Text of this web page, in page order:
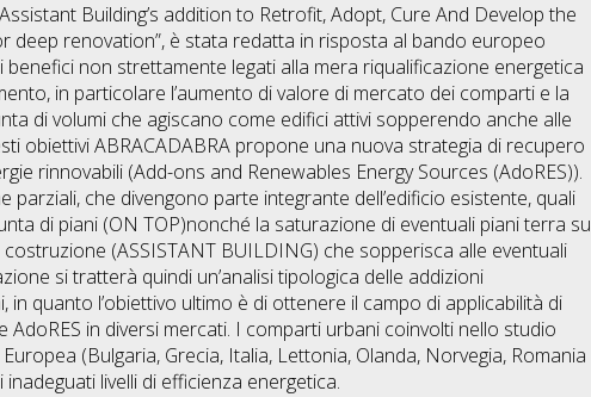
Building’s addition to Retrofit, Adopt, Cure And Develop the
deep renovation”, è stata redatta in risposta al bando europeo
benefici non strettamente legati alla mera riqualificazione energetica
in particolare l’aumento di valore di mercato dei comparti e la
di volumi che agiscano come edifici attivi sopperendo anche alle
obiettivi ABRACADABRA propone una nuova strategia di recupero
rinnovabili (Add-ons and Renewables Energy Sources (AdoRES)).
che divengono parte integrante dell’edificio esistente, quali
di piani (ON TOP)nonché la saturazione di eventuali piani terra su
(ASSISTANT BUILDING) che sopperisca alle eventuali
si tratterà quindi un’analisi tipologica delle addizioni
quanto l’obiettivo ultimo è di ottenere il campo di applicabilità di
in diversi mercati. I comparti urbani coinvolti nello studio
(Bulgaria, Grecia, Italia, Lettonia, Olanda, Norvegia, Romania
inadeguati livelli di efficienza energetica.